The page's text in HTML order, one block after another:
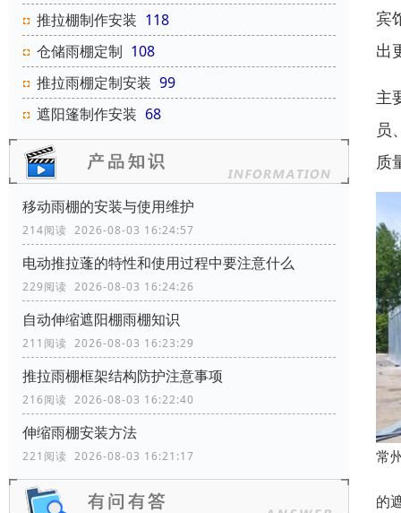
推拉棚制作安装 118
仓储雨棚定制 108
推拉雨棚定制安装 99
遮阳篷制作安装 68
移动雨棚的安装与使用维护
214阅读 2026-08-03 16:24:57
电动推拉蓬的特性和使用过程中要注意什么
229阅读 2026-08-03 16:24:26
自动伸缩遮阳棚雨棚知识
211阅读 2026-08-03 16:23:29
推拉雨棚框架结构防护注意事项
216阅读 2026-08-03 16:22:40
伸缩雨棚安装方法
221阅读 2026-08-03 16:21:17
宾
出
主
员
质
常
的